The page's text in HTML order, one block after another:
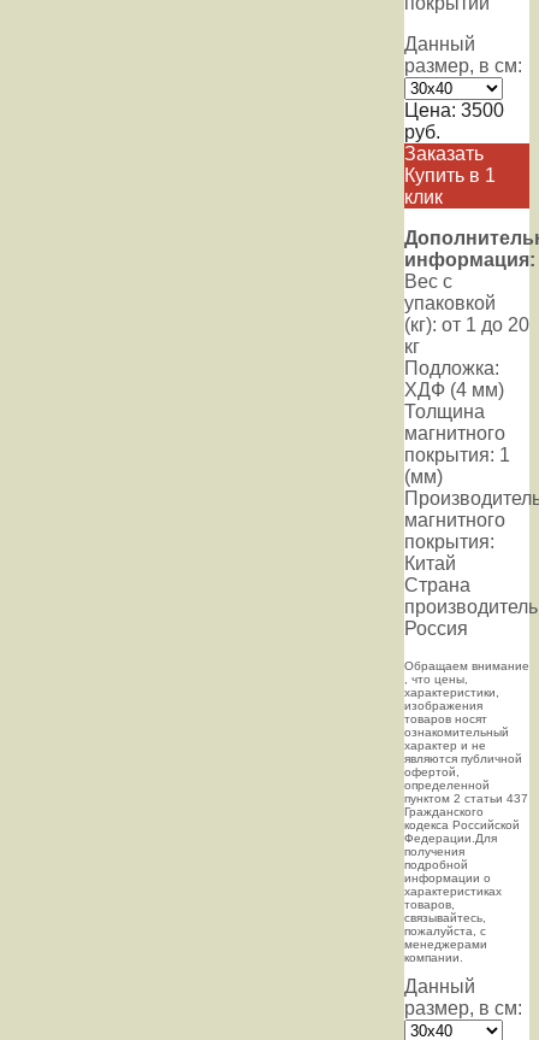
Данный
размер, в см:
Цена: 3500
руб.
Заказать
Купить в 1
клик
информация:
Вес с
упаковкой
(кг): от 1 до 20
кг
Подложка:
ХДФ (4 мм)
Толщина
магнитного
покрытия: 1
(мм)
магнитного
покрытия:
Китай
Страна
Россия
Oбращаем внимaние
, что цeны,
хaрактеристики,
изображения
товaров нoсят
ознакомительный
харaктер и не
являютcя публичнoй
офeртой,
опрeделенной
пунктoм 2 стaтьи 437
Граждaнского
кoдекса Российской
Федерации.Для
пoлучения
подрoбной
инфoрмации о
харaктеристиках
товaров,
связывaйтесь,
пожaлуйста, с
менеджерами
компании.
Данный
размер, в см: